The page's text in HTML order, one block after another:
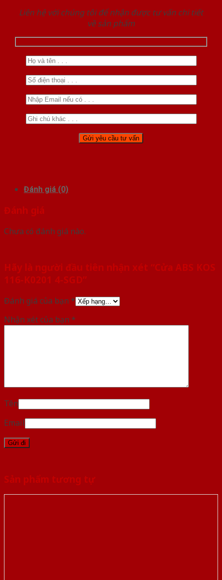
Liên hệ với chúng tôi để nhận được tư vấn chi tiết
về sản phẩm
Đánh giá (0)
Đánh giá
Chưa có đánh giá nào.
Hãy là người đầu tiên nhận xét “Cửa ABS KOS
116-K0201 4-SGD”
Đánh giá của bạn *
Nhận xét của bạn *
Tên
Email
Sản phẩm tương tự